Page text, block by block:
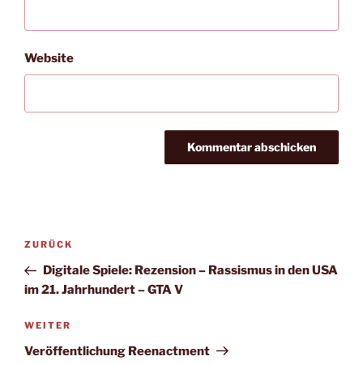
Website
Beitragsnavigation
Vorheriger
Beitrag
ZURÜCK
Digitale Spiele: Rezension – Rassismus in den USA
im 21. Jahrhundert – GTA V
Nächster
Beitrag
WEITER
Veröffentlichung Reenactment